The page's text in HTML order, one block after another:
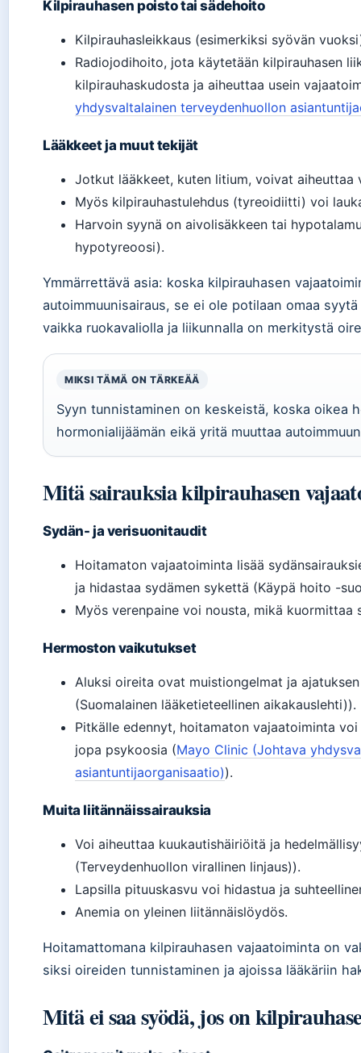
Kilpirauhasen poisto tai sädehoito
Kilpirauhasleikkaus (esimerkiksi syövän
Radiojodihoito, jota käytetään kilpirauhasen
kilpirauhaskudosta ja aiheuttaa usein
yhdysvaltalainen terveydenhuollon
Lääkkeet ja muut tekijät
Jotkut lääkkeet, kuten litium, voivat aiheuttaa
Myös kilpirauhastulehdus (tyreoidiitti) voi
Harvoin syynä on aivolisäkkeen tai
hypotyreoosi).
Ymmärrettävä asia: koska kilpirauhasen
autoimmuunisairaus, se ei ole potilaan omaa
vaikka ruokavaliolla ja liikunnalla on merkitystä
MIKSI TÄMÄ ON TÄRKEÄÄ
Syyn tunnistaminen on keskeistä, koska oikea
hormonialijäämän eikä yritä muuttaa
Mitä sairauksia kilpirauhasen
Sydän- ja verisuonitaudit
Hoitamaton vajaatoiminta lisää
ja hidastaa sydämen sykettä (Käypä hoito -
Myös verenpaine voi nousta, mikä kuormittaa
Hermoston vaikutukset
Aluksi oireita ovat muistiongelmat ja
(Suomalainen lääketieteellinen aikakauslehti)).
Pitkälle edennyt, hoitamaton vajaatoiminta
jopa psykoosia (Mayo Clinic (Johtava
asiantuntijaorganisaatio)).
Muita liitännäissairauksia
Voi aiheuttaa kuukautishäiriöitä ja
(Terveydenhuollon virallinen linjaus)).
Lapsilla pituuskasvu voi hidastua ja
Anemia on yleinen liitännäislöydös.
Hoitamattomana kilpirauhasen vajaatoiminta on
siksi oireiden tunnistaminen ja ajoissa lääkäriin
Mitä ei saa syödä, jos on